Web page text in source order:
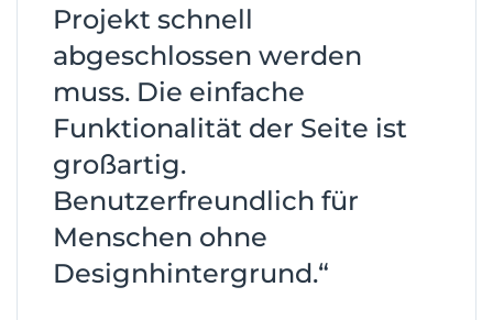
Projekt schnell
abgeschlossen werden
muss. Die einfache
Funktionalität der Seite ist
großartig.
Benutzerfreundlich für
Menschen ohne
Designhintergrund.“